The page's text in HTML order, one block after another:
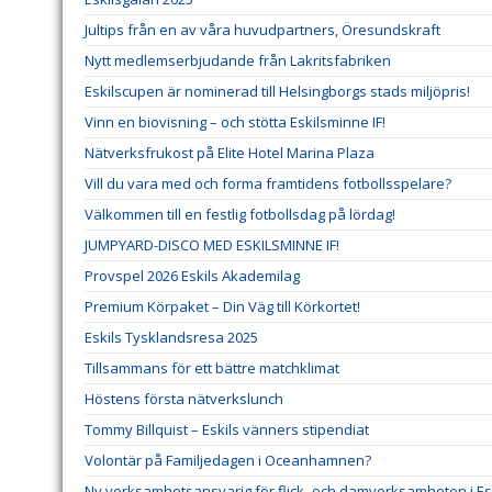
Jultips från en av våra huvudpartners, Öresundskraft
Nytt medlemserbjudande från Lakritsfabriken
Eskilscupen är nominerad till Helsingborgs stads miljöpris!
Vinn en biovisning – och stötta Eskilsminne IF!
Nätverksfrukost på Elite Hotel Marina Plaza
Vill du vara med och forma framtidens fotbollsspelare?
Välkommen till en festlig fotbollsdag på lördag!
JUMPYARD-DISCO MED ESKILSMINNE IF!
Provspel 2026 Eskils Akademilag
Premium Körpaket – Din Väg till Körkortet!
Eskils Tysklandsresa 2025
Tillsammans för ett bättre matchklimat
Höstens första nätverkslunch
Tommy Billquist – Eskils vänners stipendiat
Volontär på Familjedagen i Oceanhamnen?